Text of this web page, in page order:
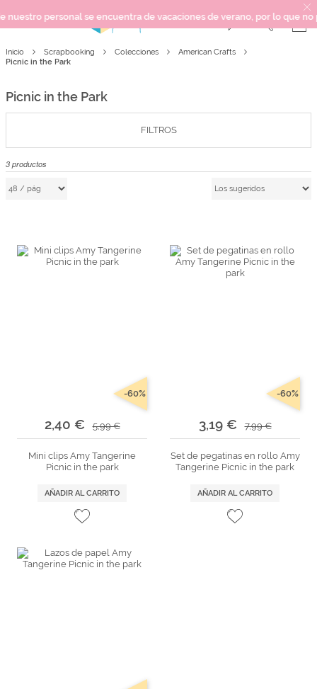
personal se encuentra de vacaciones de verano, por lo que no
Próximamente
SCRAPBOOKING
MIXED MEDIA
REGALOS
Iniciar sesión/Regístrate
Inicio Scrapbooking Colecciones
American Crafts
Picnic in the Park
Picnic in the Park
3 productos
2,40 € 5,99 €
-60%
Mini clips Amy Tangerine
Picnic in the park
AÑADIR AL CARRITO
3,19 € 7,99 €
-60%
Set de pegatinas en rollo Amy
Tangerine Picnic in the park
AÑADIR AL CARRITO
FILTROS